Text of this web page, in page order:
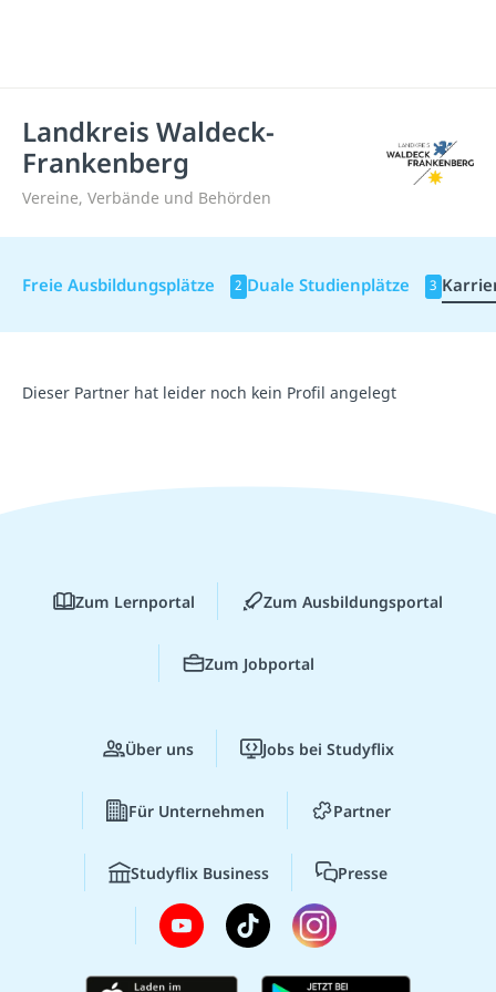
Landkreis Waldeck-
Frankenberg
Vereine, Verbände und Behörden
Freie Ausbildungsplätze 2 Duale Studienplätze 3
Dieser Partner hat leider noch kein Profil angelegt
Zum Lernportal Zum Ausbildungsportal
Zum Jobportal
Über uns Jobs bei Studyflix
Für Unternehmen Partner
Studyflix Business Presse